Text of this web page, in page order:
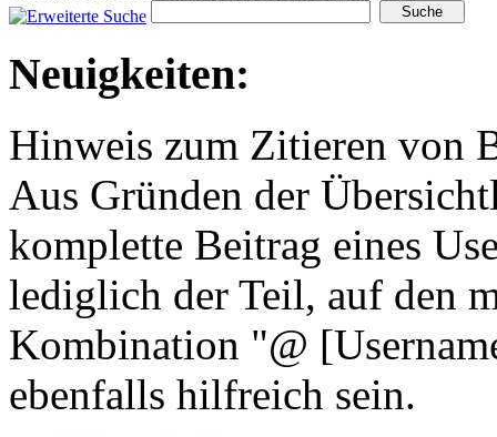
Neuigkeiten:
Hinweis zum Zitieren von
Aus Gründen der
komplette Beitrag eines
lediglich der Teil, auf den
Kombination "@
ebenfalls hilfreich sein.